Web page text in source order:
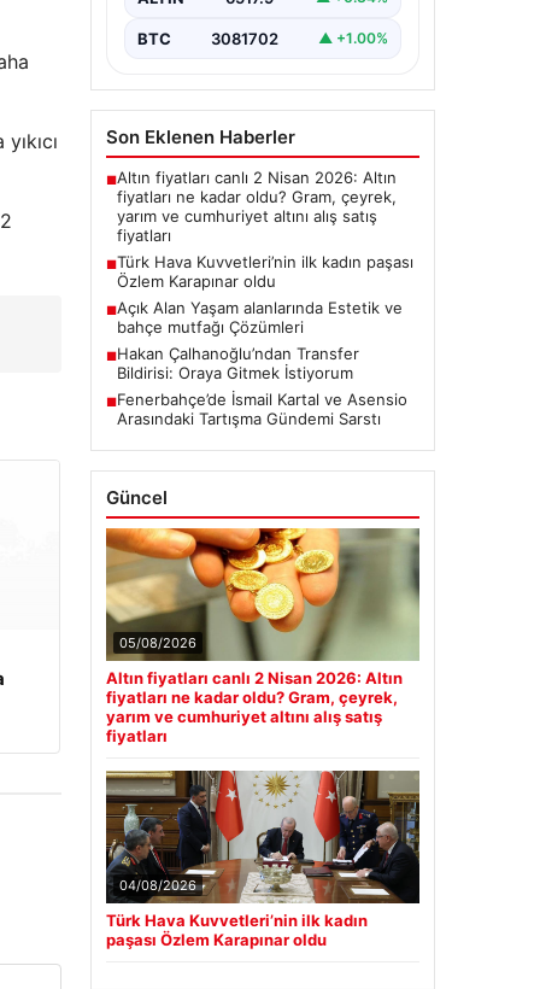
BTC 3081702 ▲ +1.00%
Son Eklenen Haberler
■Altın fiyatları canlı 2 Nisan 2026: Altın
fiyatları ne kadar oldu? Gram, çeyrek,
yarım ve cumhuriyet altını alış satış
fiyatları
■Türk Hava Kuvvetleri’nin ilk kadın paşası
Özlem Karapınar oldu
■Açık Alan Yaşam alanlarında Estetik ve
bahçe mutfağı Çözümleri
■Hakan Çalhanoğlu’ndan Transfer
Bildirisi: Oraya Gitmek İstiyorum
■Fenerbahçe’de İsmail Kartal ve Asensio
Arasındaki Tartışma Gündemi Sarstı
Güncel
05/08/2026
Altın fiyatları canlı 2 Nisan 2026: Altın
fiyatları ne kadar oldu? Gram, çeyrek,
yarım ve cumhuriyet altını alış satış
fiyatları
04/08/2026
Türk Hava Kuvvetleri’nin ilk kadın
paşası Özlem Karapınar oldu